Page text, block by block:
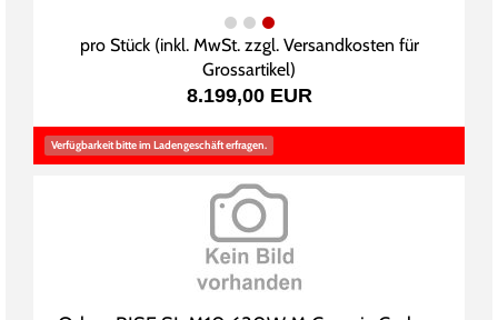
pro Stück (inkl. MwSt. zzgl. Versandkosten für
Grossartikel)
8.199,00 EUR
Verfügbarkeit bitte im Ladengeschäft erfragen.